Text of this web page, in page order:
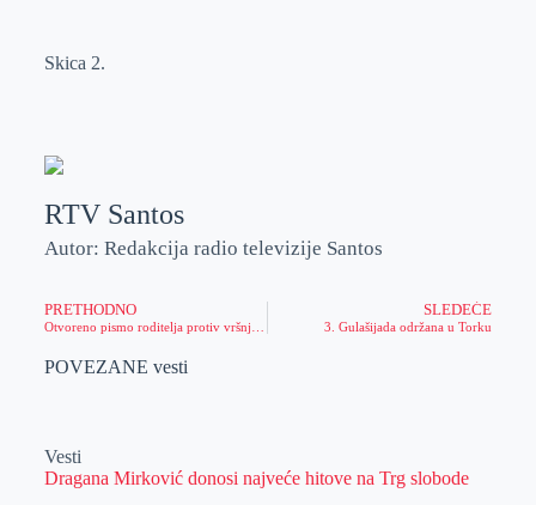
Skica 2.
RTV Santos
Autor: Redakcija radio televizije Santos
PRETHODNO SLEDEĆE
3. Gulašijada održana u Torku
POVEZANE vesti
Vesti
Dragana Mirković donosi najveće hitove na Trg slobode